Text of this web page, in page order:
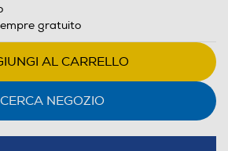
gratuito
AL CARRELLO
CERCA NEGOZIO